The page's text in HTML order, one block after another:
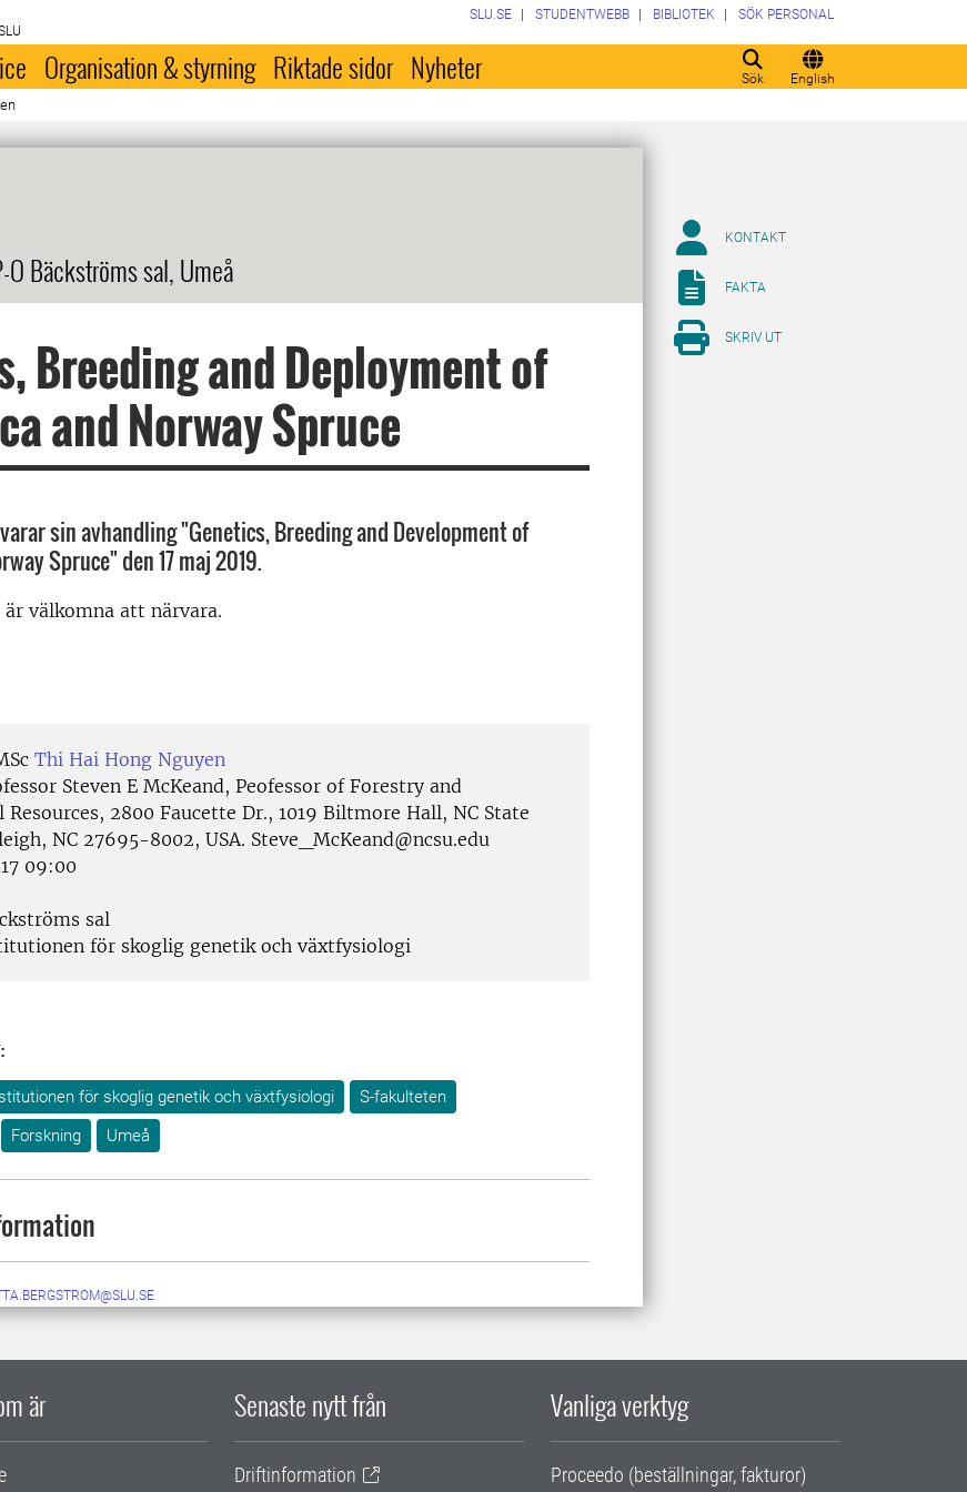
Sök English
SLU.SE STUDENTWEBB BIBLIOTEK SÖK PERSONAL
Organisation & styrning Riktade sidor Nyheter
O Bäckströms sal, Umeå
Breeding and Deployment of
and Norway Spruce
sin avhandling "Genetics, Breeding and Development of
Spruce" den 17 maj 2019.
välkomna att närvara.
Thi Hai Hong Nguyen
Steven E McKeand, Peofessor of Forestry and
2800 Faucette Dr., 1019 Biltmore Hall, NC State
NC 27695-8002, USA. Steve_McKeand@ncsu.edu
09:00
sal
för skoglig genetik och växtfysiologi
för skoglig genetik och växtfysiologi
S-fakulteten
Forskning Umeå
KONTAKT
FAKTA
SKRIV UT
är Senaste nytt från
Driftinformation
Vanliga verktyg
Proceedo (beställningar, fakturor)